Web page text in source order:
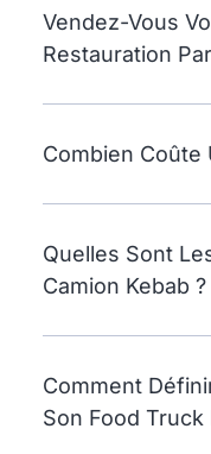
Vendez-Vous
Restauration
Combien Coûte
Quelles Sont
Camion Kebab ?
Comment
Son Food Truck